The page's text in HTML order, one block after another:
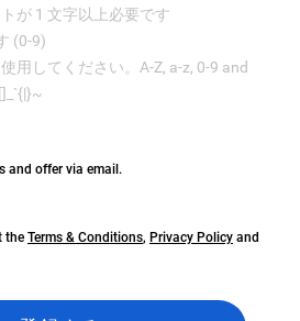
が 1 文字以上必要です
(0-9)
用してください。A-Z, a-z, 0-9 and
and offer via email.
the Terms & Conditions, Privacy Policy and